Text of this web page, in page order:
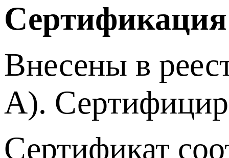
Сертификация
Внесены в
А).
Сертификат